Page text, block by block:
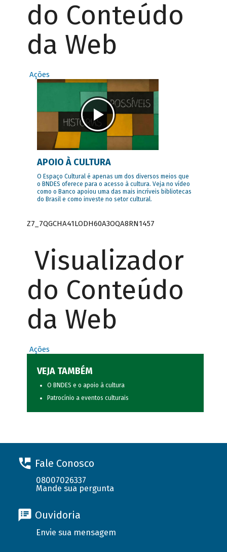
do Conteúdo
da Web
Ações
APOIO À CULTURA
O Espaço Cultural é apenas um dos diversos meios que
o BNDES oferece para o acesso à cultura. Veja no vídeo
como o Banco apoiou uma das mais incríveis bibliotecas
do Brasil e como investe no setor cultural.
Z7_7QGCHA41LODH60A3OQA8RN1457
Visualizador
do Conteúdo
da Web
Ações
VEJA TAMBÉM
O BNDES e o apoio à cultura
Patrocínio a eventos culturais
Fale Conosco
08007026337
Mande sua pergunta
Ouvidoria
Envie sua mensagem